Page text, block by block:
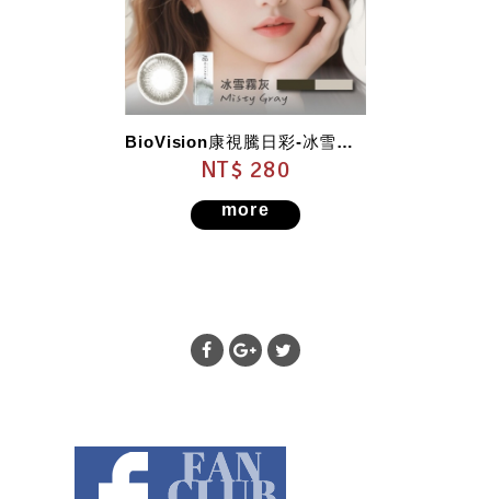
BioVision康視騰日彩-冰雪霧灰
NT$ 280
more